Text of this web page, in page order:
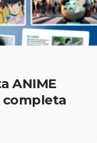
ANIME
completa